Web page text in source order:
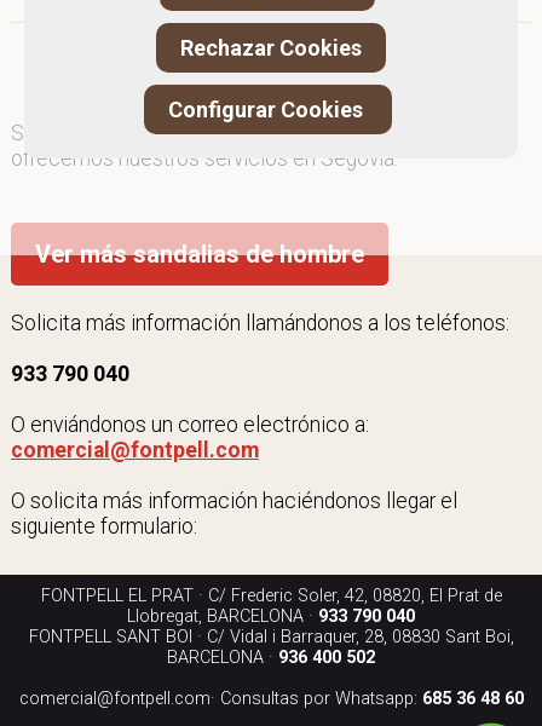
Somos especialistas en Sandalias de hombre
ofrecemos nuestros servicios en Segovia.
Ver más sandalias de hombre
Solicita más información llamándonos a los teléfonos:
933 790 040
O enviándonos un correo electrónico a:
comercial@fontpell.com
O solicita más información haciéndonos llegar el
siguiente formulario:
FONTPELL EL PRAT · C/ Frederic Soler, 42, 08820, El Prat de
Llobregat, BARCELONA · 933 790 040
FONTPELL SANT BOI · C/ Vidal i Barraquer, 28, 08830 Sant Boi,
BARCELONA · 936 400 502
comercial@fontpell.com· Consultas por Whatsapp: 685 36 48 60
Rechazar Cookies
Configurar Cookies